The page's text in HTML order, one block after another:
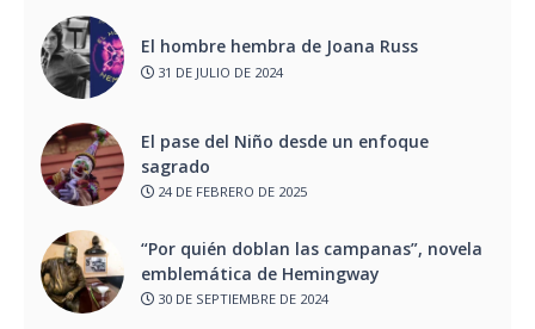
El hombre hembra de Joana Russ
31 DE JULIO DE 2024
El pase del Niño desde un enfoque
sagrado
24 DE FEBRERO DE 2025
“Por quién doblan las campanas”, novela
emblemática de Hemingway
30 DE SEPTIEMBRE DE 2024